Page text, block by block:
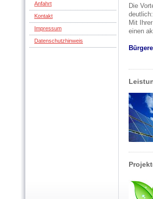
Anfahrt
Kontakt
Impressum
Datenschutzhinweis
Die
Mit
einen